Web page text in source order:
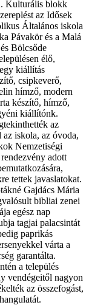
Kulturális blokk
az Idősek
Általános iskola
Pávakör és a Malá
Bölcsőde
élő,
kiállítás
csipkeverő,
hímző, modern
készítő, hímző,
kiállítónk.
az
iskola, az óvoda,
Nemzetiségi
adott
tettek javaslatokat.
Gajdács Mária
bibliai zenei
egész nap
tagjai palacsintát
paprikás
várta a
garantálta.
a település
vendégeitől nagyon
az összefogást,